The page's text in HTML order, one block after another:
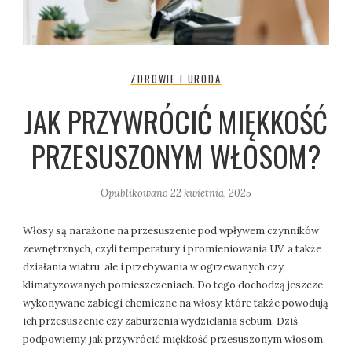
ZDROWIE I URODA
JAK PRZYWRÓCIĆ MIĘKKOŚĆ
PRZESUSZONYM WŁOSOM?
Opublikowano 22 kwietnia, 2025
Włosy są narażone na przesuszenie pod wpływem czynników
zewnętrznych, czyli temperatury i promieniowania UV, a także
działania wiatru, ale i przebywania w ogrzewanych czy
klimatyzowanych pomieszczeniach. Do tego dochodzą jeszcze
wykonywane zabiegi chemiczne na włosy, które także powodują
ich przesuszenie czy zaburzenia wydzielania sebum. Dziś
podpowiemy, jak przywrócić miękkość przesuszonym włosom.